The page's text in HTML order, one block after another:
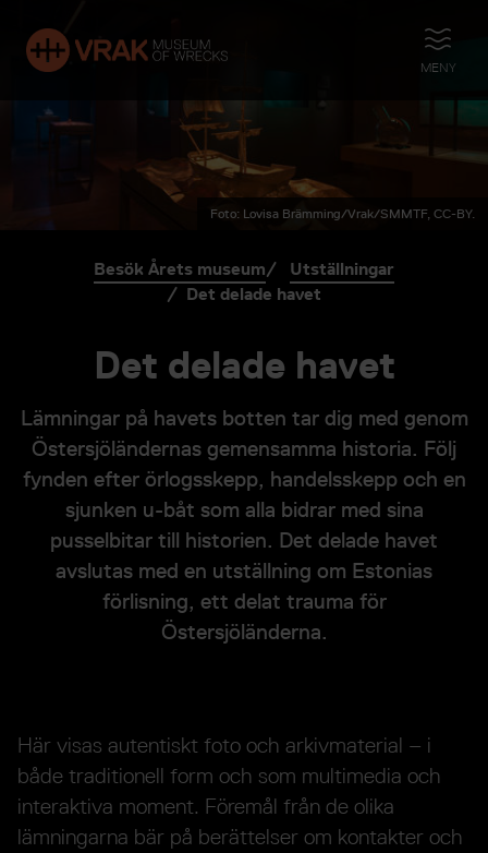
ÖPPNA
MENY
Foto: Lovisa Brämming/Vrak/SMMTF, CC-BY.
Besök Årets museum
Utställningar
Det delade havet
Det delade havet
Lämningar på havets botten tar dig med genom
Östersjöländernas gemensamma historia. Följ
fynden efter örlogsskepp, handelsskepp och en
sjunken u-båt som alla bidrar med sina
pusselbitar till historien. Det delade havet
avslutas med en utställning om Estonias
förlisning, ett delat trauma för
Östersjöländerna.
Här visas autentiskt foto och arkivmaterial – i
både traditionell form och som multimedia och
interaktiva moment. Föremål från de olika
lämningarna bär på berättelser om kontakter och